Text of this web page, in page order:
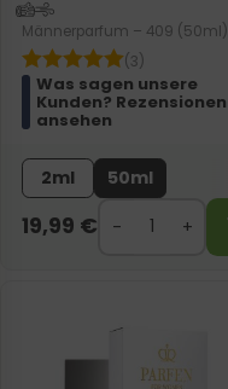
Männerparfum – 409 (50ml)
(3)
Was sagen unsere
Kunden? Rezensionen
ansehen
2ml 50ml
19,99 €